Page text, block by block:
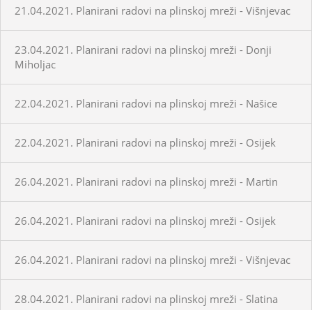
21.04.2021. Planirani radovi na plinskoj mreži - Višnjevac
23.04.2021. Planirani radovi na plinskoj mreži - Donji
Miholjac
22.04.2021. Planirani radovi na plinskoj mreži - Našice
22.04.2021. Planirani radovi na plinskoj mreži - Osijek
26.04.2021. Planirani radovi na plinskoj mreži - Martin
26.04.2021. Planirani radovi na plinskoj mreži - Osijek
26.04.2021. Planirani radovi na plinskoj mreži - Višnjevac
28.04.2021. Planirani radovi na plinskoj mreži - Slatina